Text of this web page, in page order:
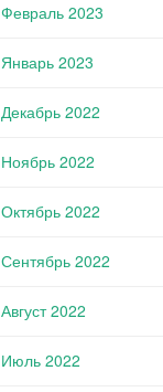
Февраль 2023
Январь 2023
Декабрь 2022
Ноябрь 2022
Октябрь 2022
Сентябрь 2022
Август 2022
Июль 2022